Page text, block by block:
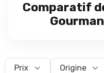
Comparatif
Prix Origine